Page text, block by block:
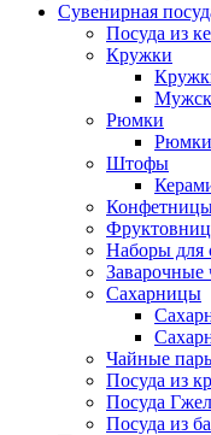
Сувенирная
Посуда из
Кружки
Рюмки
Рюмки
Штофы
Наборы для
Заварочные
Сахарницы
Чайные
Посуда из
Посуда
Посуда из